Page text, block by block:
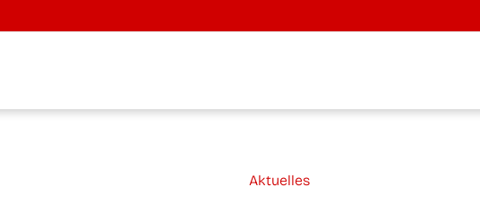
Aktu­el­les